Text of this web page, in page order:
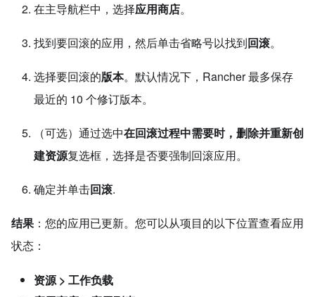
在主导航栏中，选择应用商店。
找到要回滚的应用，然后单击省略号以找到回滚。
选择要回滚的版本。默认情况下，Rancher 最多保存
最近的 10 个修订版本。
（可选）通过选中在回滚过程中需要时，删除并重新创
建资源复选框，选择是否要强制回滚应用。
确定并单击回滚.
结果 ：您的应用已更新。您可以从项目的以下位置查看应用
状态：
资源 > 工作负载